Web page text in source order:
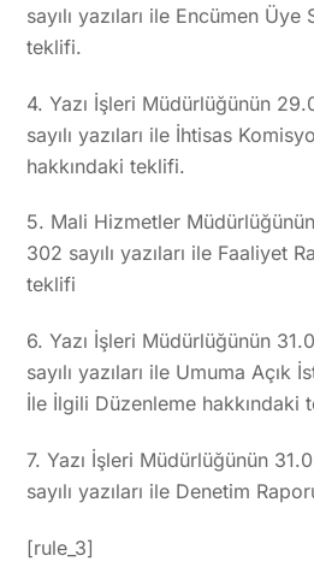
sayılı yazıları ile Encümen
teklifi.
4. Yazı İşleri Müdürlüğünün
sayılı yazıları ile İhtisas
hakkındaki teklifi.
5. Mali Hizmetler
302 sayılı yazıları ile Faaliyet
teklifi
6. Yazı İşleri Müdürlüğünün
sayılı yazıları ile Umuma Açık
İle İlgili Düzenleme hakkındaki
7. Yazı İşleri Müdürlüğünün
sayılı yazıları ile Denetim
[rule_3]